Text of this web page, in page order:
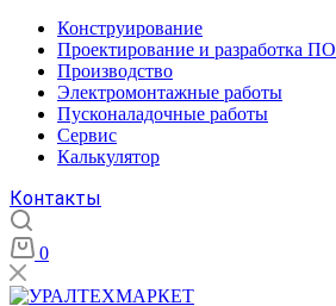
Конструирование
Проектирование и разработка ПО
Производство
Электромонтажные работы
Пусконаладочные работы
Сервис
Калькулятор
Контакты
0